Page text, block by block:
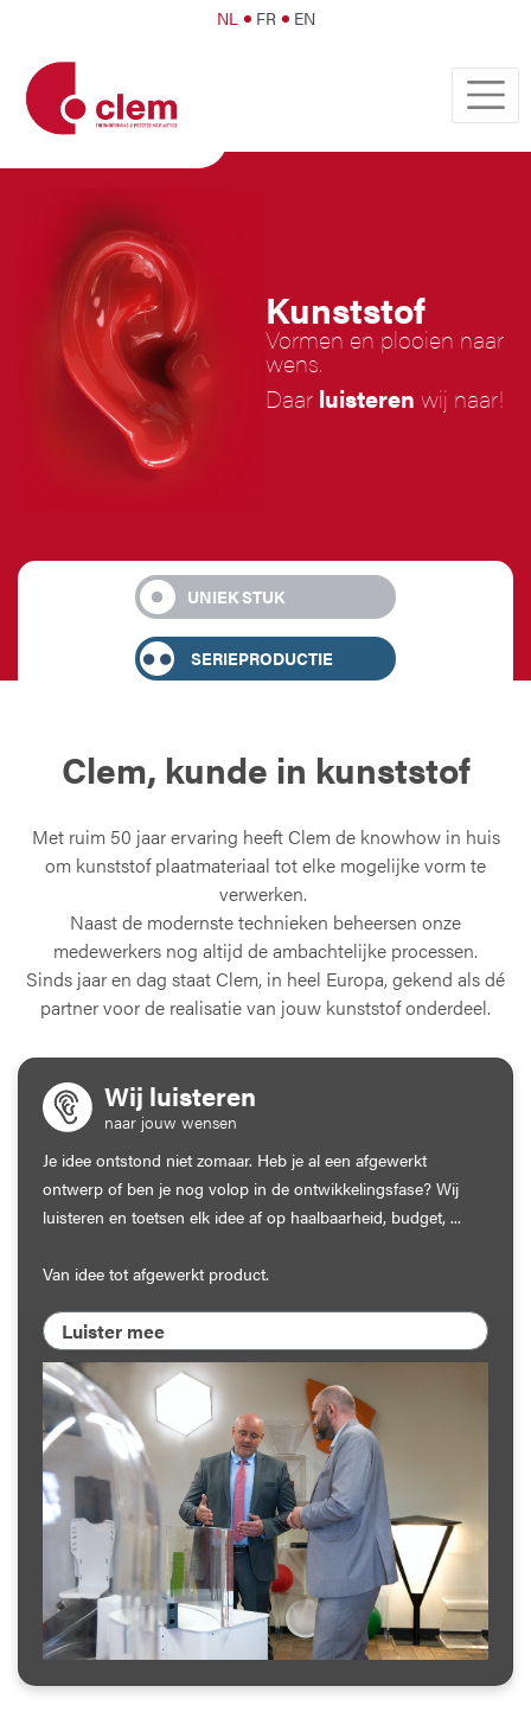
NL FR EN
Kunststof
Vormen en plooien naar
wens.
Daar luisteren wij naar!
UNIEK STUK
SERIEPRODUCTIE
Clem, kunde in kunststof
Met ruim 50 jaar ervaring heeft Clem de knowhow in huis
om kunststof plaatmateriaal tot elke mogelijke vorm te
verwerken.
Naast de modernste technieken beheersen onze
medewerkers nog altijd de ambachtelijke processen.
Sinds jaar en dag staat Clem, in heel Europa, gekend als dé
partner voor de realisatie van jouw kunststof onderdeel.
Wij luisteren
naar jouw wensen
Je idee ontstond niet zomaar. Heb je al een afgewerkt
ontwerp of ben je nog volop in de ontwikkelingsfase? Wij
luisteren en toetsen elk idee af op haalbaarheid, budget, ...
Van idee tot afgewerkt product.
Luister mee